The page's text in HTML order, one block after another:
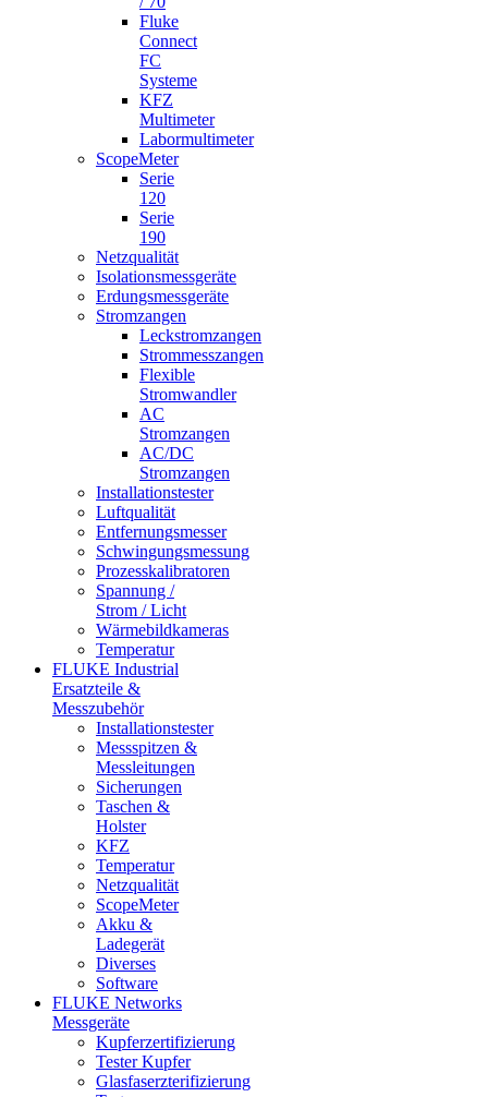
Fluke
Connect
FC
Systeme
KFZ
Multimeter
Labormultimeter
ScopeMeter
Serie
120
Serie
190
Netzqualität
Isolationsmessgeräte
Erdungsmessgeräte
Stromzangen
Leckstromzangen
Strommesszangen
Flexible
Stromwandler
AC
Stromzangen
AC/DC
Stromzangen
Installationstester
Luftqualität
Entfernungsmesser
Schwingungsmessung
Prozesskalibratoren
Spannung /
Strom / Licht
Wärmebildkameras
Temperatur
FLUKE Industrial
Ersatzteile &
Messzubehör
Installationstester
Messspitzen &
Messleitungen
Sicherungen
Taschen &
Holster
KFZ
Temperatur
Netzqualität
ScopeMeter
Akku &
Ladegerät
Diverses
Software
FLUKE Networks
Messgeräte
Kupferzertifizierung
Tester Kupfer
Glasfaserzterifizierung